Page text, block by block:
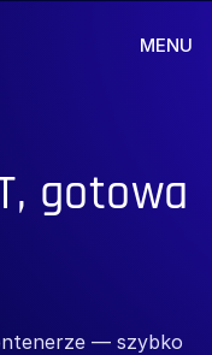
gotowa
— szybko
MENU